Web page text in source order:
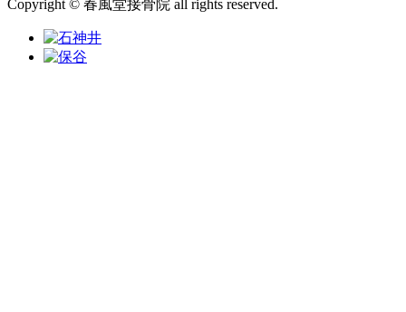
Copyright © 春風堂接骨院 all rights reserved.